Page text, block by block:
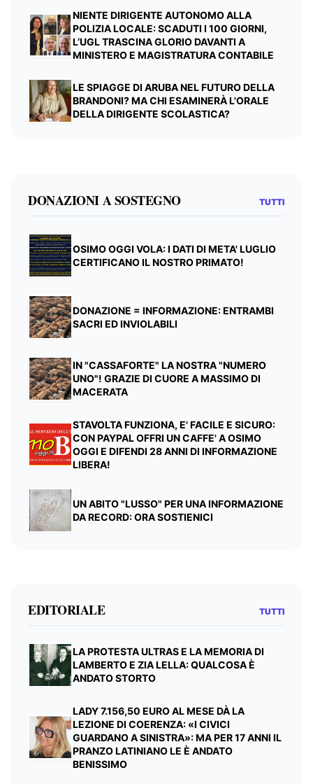
NIENTE DIRIGENTE AUTONOMO ALLA
POLIZIA LOCALE: SCADUTI I 100 GIORNI,
L’UGL TRASCINA GLORIO DAVANTI A
MINISTERO E MAGISTRATURA CONTABILE
LE SPIAGGE DI ARUBA NEL FUTURO DELLA
BRANDONI? MA CHI ESAMINERÀ L'ORALE
DELLA DIRIGENTE SCOLASTICA?
DONAZIONI A SOSTEGNO TUTTI
OSIMO OGGI VOLA: I DATI DI META' LUGLIO
CERTIFICANO IL NOSTRO PRIMATO!
DONAZIONE = INFORMAZIONE: ENTRAMBI
SACRI ED INVIOLABILI
IN "CASSAFORTE" LA NOSTRA "NUMERO
UNO"! GRAZIE DI CUORE A MASSIMO DI
MACERATA
STAVOLTA FUNZIONA, E' FACILE E SICURO:
CON PAYPAL OFFRI UN CAFFE' A OSIMO
OGGI E DIFENDI 28 ANNI DI INFORMAZIONE
LIBERA!
UN ABITO "LUSSO" PER UNA INFORMAZIONE
DA RECORD: ORA SOSTIENICI
EDITORIALE TUTTI
LA PROTESTA ULTRAS E LA MEMORIA DI
LAMBERTO E ZIA LELLA: QUALCOSA È
ANDATO STORTO
LADY 7.156,50 EURO AL MESE DÀ LA
LEZIONE DI COERENZA: «I CIVICI
GUARDANO A SINISTRA»: MA PER 17 ANNI IL
PRANZO LATINIANO LE È ANDATO
BENISSIMO